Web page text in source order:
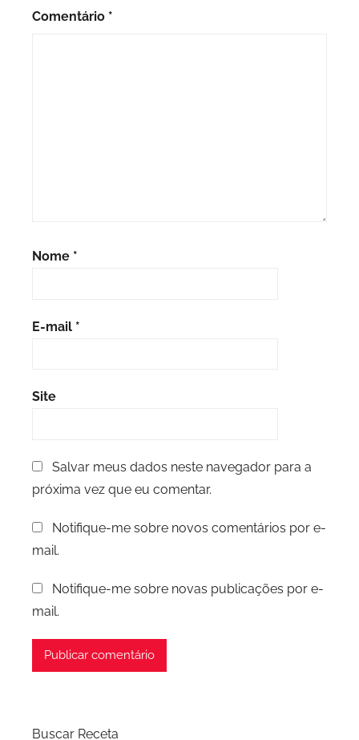
Comentário *
Nome *
E-mail *
Site
Salvar meus dados neste navegador para a
próxima vez que eu comentar.
Notifique-me sobre novos comentários por e-
mail.
Notifique-me sobre novas publicações por e-
mail.
Buscar Receta